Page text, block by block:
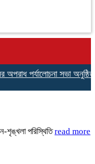
পর্যালোচনা সভা অনুষ্ঠিত:
শৃঙ্খলা পরিস্থিতিread more